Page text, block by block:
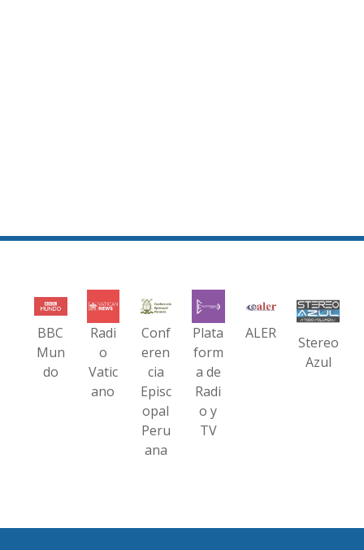
BBC
Mun
do
Radi
o
Vatic
ano
Conf
eren
cia
Episc
opal
Peru
ana
Plata
form
a de
Radi
o y
TV
ALER
Stereo
Azul